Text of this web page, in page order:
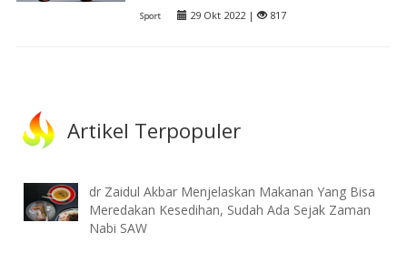
Sport 29 Okt 2022 | 817
Artikel Terpopuler
dr Zaidul Akbar Menjelaskan Makanan Yang Bisa
Meredakan Kesedihan, Sudah Ada Sejak Zaman
Nabi SAW